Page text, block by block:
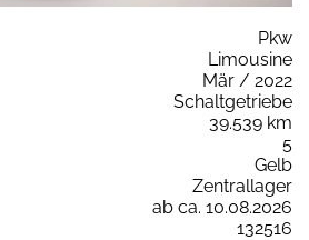
Pkw
Limousine
Mär / 2022
Schaltgetriebe
39.539 km
5
Gelb
Zentrallager
ab ca. 10.08.2026
132516